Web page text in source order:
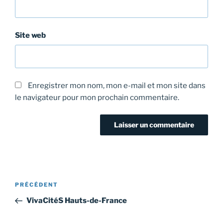
Site web
Enregistrer mon nom, mon e-mail et mon site dans
le navigateur pour mon prochain commentaire.
Navigation
l’article
Article
précédent
PRÉCÉDENT
VivaCitéS Hauts-de-France